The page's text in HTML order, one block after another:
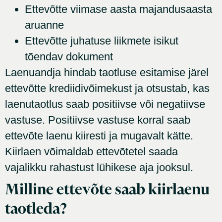
Ettevõtte viimase aasta majandusaasta
aruanne
Ettevõtte juhatuse liikmete isikut
tõendav dokument
Laenuandja hindab taotluse esitamise järel
ettevõtte krediidivõimekust ja otsustab, kas
laenutaotlus saab positiivse või negatiivse
vastuse. Positiivse vastuse korral saab
ettevõte laenu kiiresti ja mugavalt kätte.
Kiirlaen võimaldab ettevõtetel saada
vajalikku rahastust lühikese aja jooksul.
Milline ettevõte saab kiirlaenu
taotleda?